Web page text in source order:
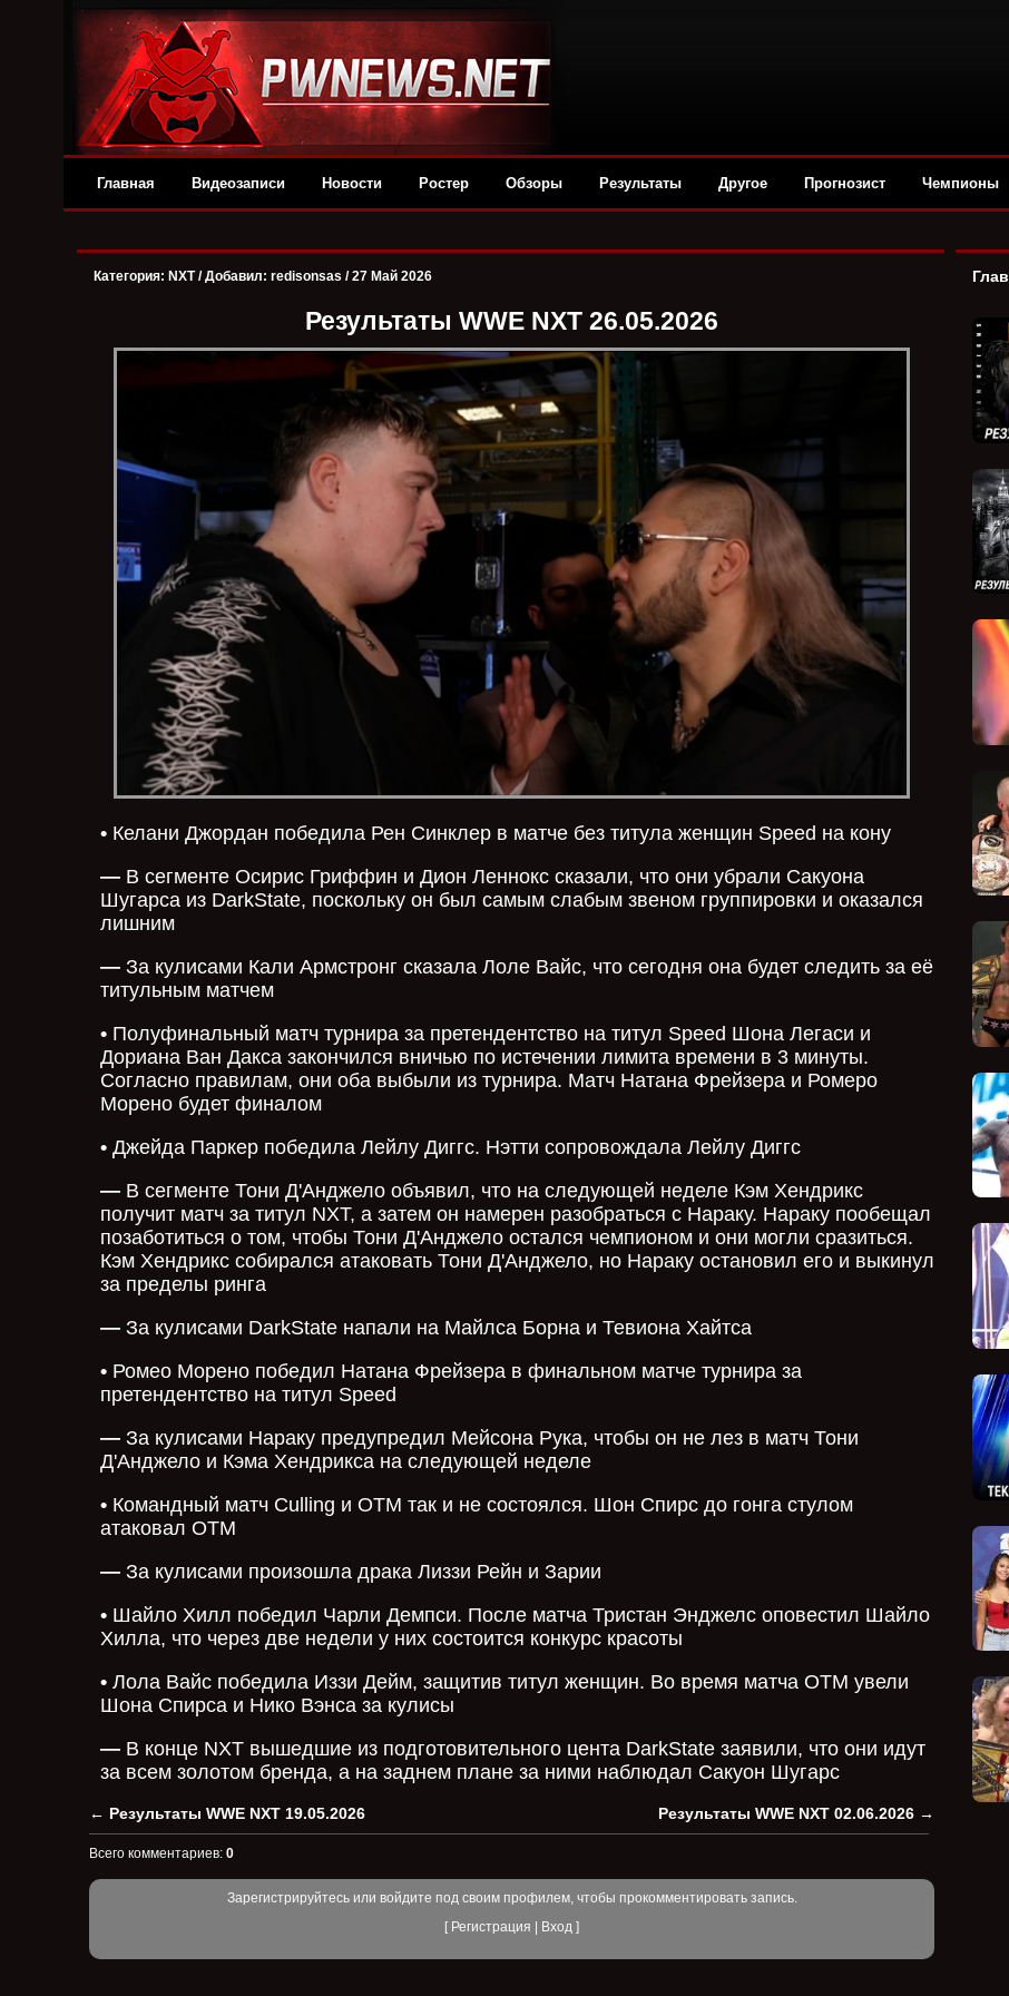
Главная Видеозаписи Новости Ростер Обзоры Результаты Другое Прогнозист Чемпионы
Категория: NXT/ Добавил: redisonsas / 27 Май 2026
Результаты WWE NXT 26.05.2026
• Келани Джордан победила Рен Синклер в матче без титула женщин Speed на кону
— В сегменте Осирис Гриффин и Дион Леннокс сказали, что они убрали Сакуона
Шугарса из DarkState, поскольку он был самым слабым звеном группировки и оказался
лишним
— За кулисами Кали Армстронг сказала Лоле Вайс, что сегодня она будет следить за её
титульным матчем
• Полуфинальный матч турнира за претендентство на титул Speed Шона Легаси и
Дориана Ван Дакса закончился вничью по истечении лимита времени в 3 минуты.
Согласно правилам, они оба выбыли из турнира. Матч Натана Фрейзера и Ромеро
Морено будет финалом
• Джейда Паркер победила Лейлу Диггс. Нэтти сопровождала Лейлу Диггс
— В сегменте Тони Д'Анджело объявил, что на следующей неделе Кэм Хендрикс
получит матч за титул NXT, а затем он намерен разобраться с Нараку. Нараку пообещал
позаботиться о том, чтобы Тони Д'Анджело остался чемпионом и они могли сразиться.
Кэм Хендрикс собирался атаковать Тони Д'Анджело, но Нараку остановил его и выкинул
за пределы ринга
— За кулисами DarkState напали на Майлса Борна и Тевиона Хайтса
• Ромео Морено победил Натана Фрейзера в финальном матче турнира за
претендентство на титул Speed
— За кулисами Нараку предупредил Мейсона Рука, чтобы он не лез в матч Тони
Д'Анджело и Кэма Хендрикса на следующей неделе
• Командный матч Culling и ОТМ так и не состоялся. Шон Спирс до гонга стулом
атаковал ОТМ
— За кулисами произошла драка Лиззи Рейн и Зарии
• Шайло Хилл победил Чарли Демпси. После матча Тристан Энджелс оповестил Шайло
Хилла, что через две недели у них состоится конкурс красоты
• Лола Вайс победила Иззи Дейм, защитив титул женщин. Во время матча ОТМ увели
Шона Спирса и Нико Вэнса за кулисы
— В конце NXT вышедшие из подготовительного цента DarkState заявили, что они идут
за всем золотом бренда, а на заднем плане за ними наблюдал Сакуон Шугарс
← Результаты WWE NXT 19.05.2026 Результаты WWE NXT 02.06.2026 →
Всего комментариев: 0
Зарегистрируйтесь или войдите под своим профилем, чтобы прокомментировать запись.
[ Регистрация Вход ]